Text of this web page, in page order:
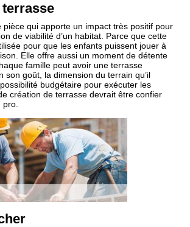
pièce qui apporte un impact très positif pour
de viabilité d’un habitat. Parce que cette
pour que les enfants puissent jouer à
Elle offre aussi un moment de détente
famille peut avoir une terrasse
son goût, la dimension du terrain qu’il
budgétaire pour exécuter les
création de terrasse devrait être confier